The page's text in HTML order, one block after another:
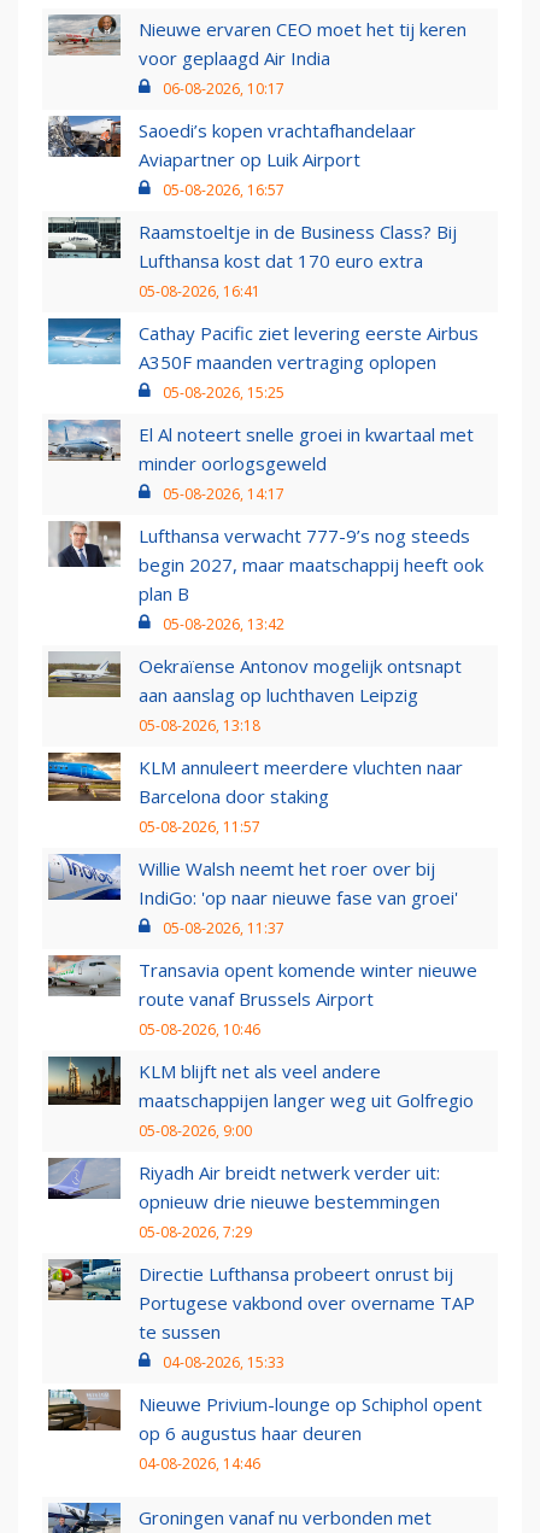
Nieuwe ervaren CEO moet het tij keren
voor geplaagd Air India
06-08-2026, 10:17
Saoedi’s kopen vrachtafhandelaar
Aviapartner op Luik Airport
05-08-2026, 16:57
Raamstoeltje in de Business Class? Bij
Lufthansa kost dat 170 euro extra
05-08-2026, 16:41
Cathay Pacific ziet levering eerste Airbus
A350F maanden vertraging oplopen
05-08-2026, 15:25
El Al noteert snelle groei in kwartaal met
minder oorlogsgeweld
05-08-2026, 14:17
Lufthansa verwacht 777-9’s nog steeds
begin 2027, maar maatschappij heeft ook
plan B
05-08-2026, 13:42
Oekraïense Antonov mogelijk ontsnapt
aan aanslag op luchthaven Leipzig
05-08-2026, 13:18
KLM annuleert meerdere vluchten naar
Barcelona door staking
05-08-2026, 11:57
Willie Walsh neemt het roer over bij
IndiGo: 'op naar nieuwe fase van groei'
05-08-2026, 11:37
Transavia opent komende winter nieuwe
route vanaf Brussels Airport
05-08-2026, 10:46
KLM blijft net als veel andere
maatschappijen langer weg uit Golfregio
05-08-2026, 9:00
Riyadh Air breidt netwerk verder uit:
opnieuw drie nieuwe bestemmingen
05-08-2026, 7:29
Directie Lufthansa probeert onrust bij
Portugese vakbond over overname TAP
te sussen
04-08-2026, 15:33
Nieuwe Privium-lounge op Schiphol opent
op 6 augustus haar deuren
04-08-2026, 14:46
Groningen vanaf nu verbonden met